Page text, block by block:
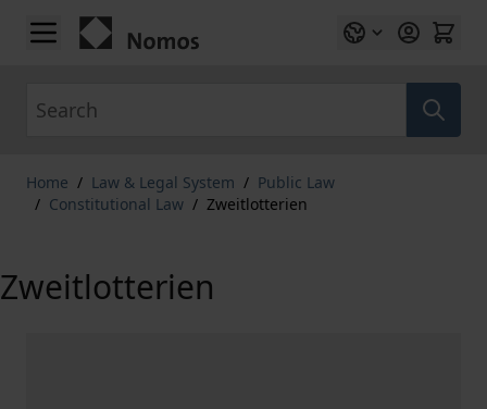
Skip to Content
Home / Law & Legal System / Public Law
/ Constitutional Law / Zweitlotterien
Zweitlotterien